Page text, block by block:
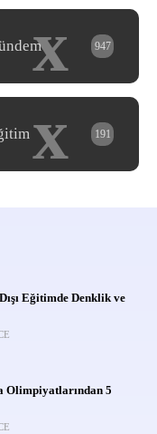
x 947
x 191
Eğitimde Denklik ve
Olimpiyatlarından 5